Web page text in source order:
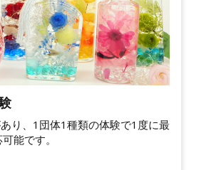
り、1団体1種類の体験で1度に最
能です。